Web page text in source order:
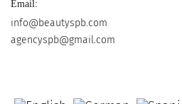
Email:
info@beautyspb.com
agencyspb@gmail.com